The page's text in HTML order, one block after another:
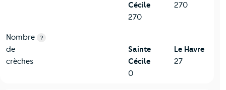
Cécile
270
270
Nombre
de
crèches
?
Sainte
Cécile
0
Le Havre
27